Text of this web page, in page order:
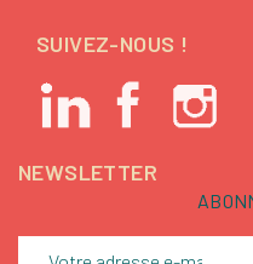
SUIVEZ-NOUS !
NEWSLETTER